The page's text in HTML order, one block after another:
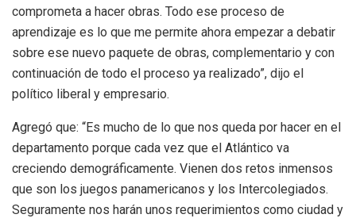
comprometa a hacer obras. Todo ese proceso de
aprendizaje es lo que me permite ahora empezar a debatir
sobre ese nuevo paquete de obras, complementario y con
continuación de todo el proceso ya realizado”, dijo el
político liberal y empresario.
Agregó que: “Es mucho de lo que nos queda por hacer en el
departamento porque cada vez que el Atlántico va
creciendo demográficamente. Vienen dos retos inmensos
que son los juegos panamericanos y los Intercolegiados.
Seguramente nos harán unos requerimientos como ciudad y